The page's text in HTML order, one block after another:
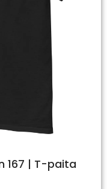
167 | T-paita